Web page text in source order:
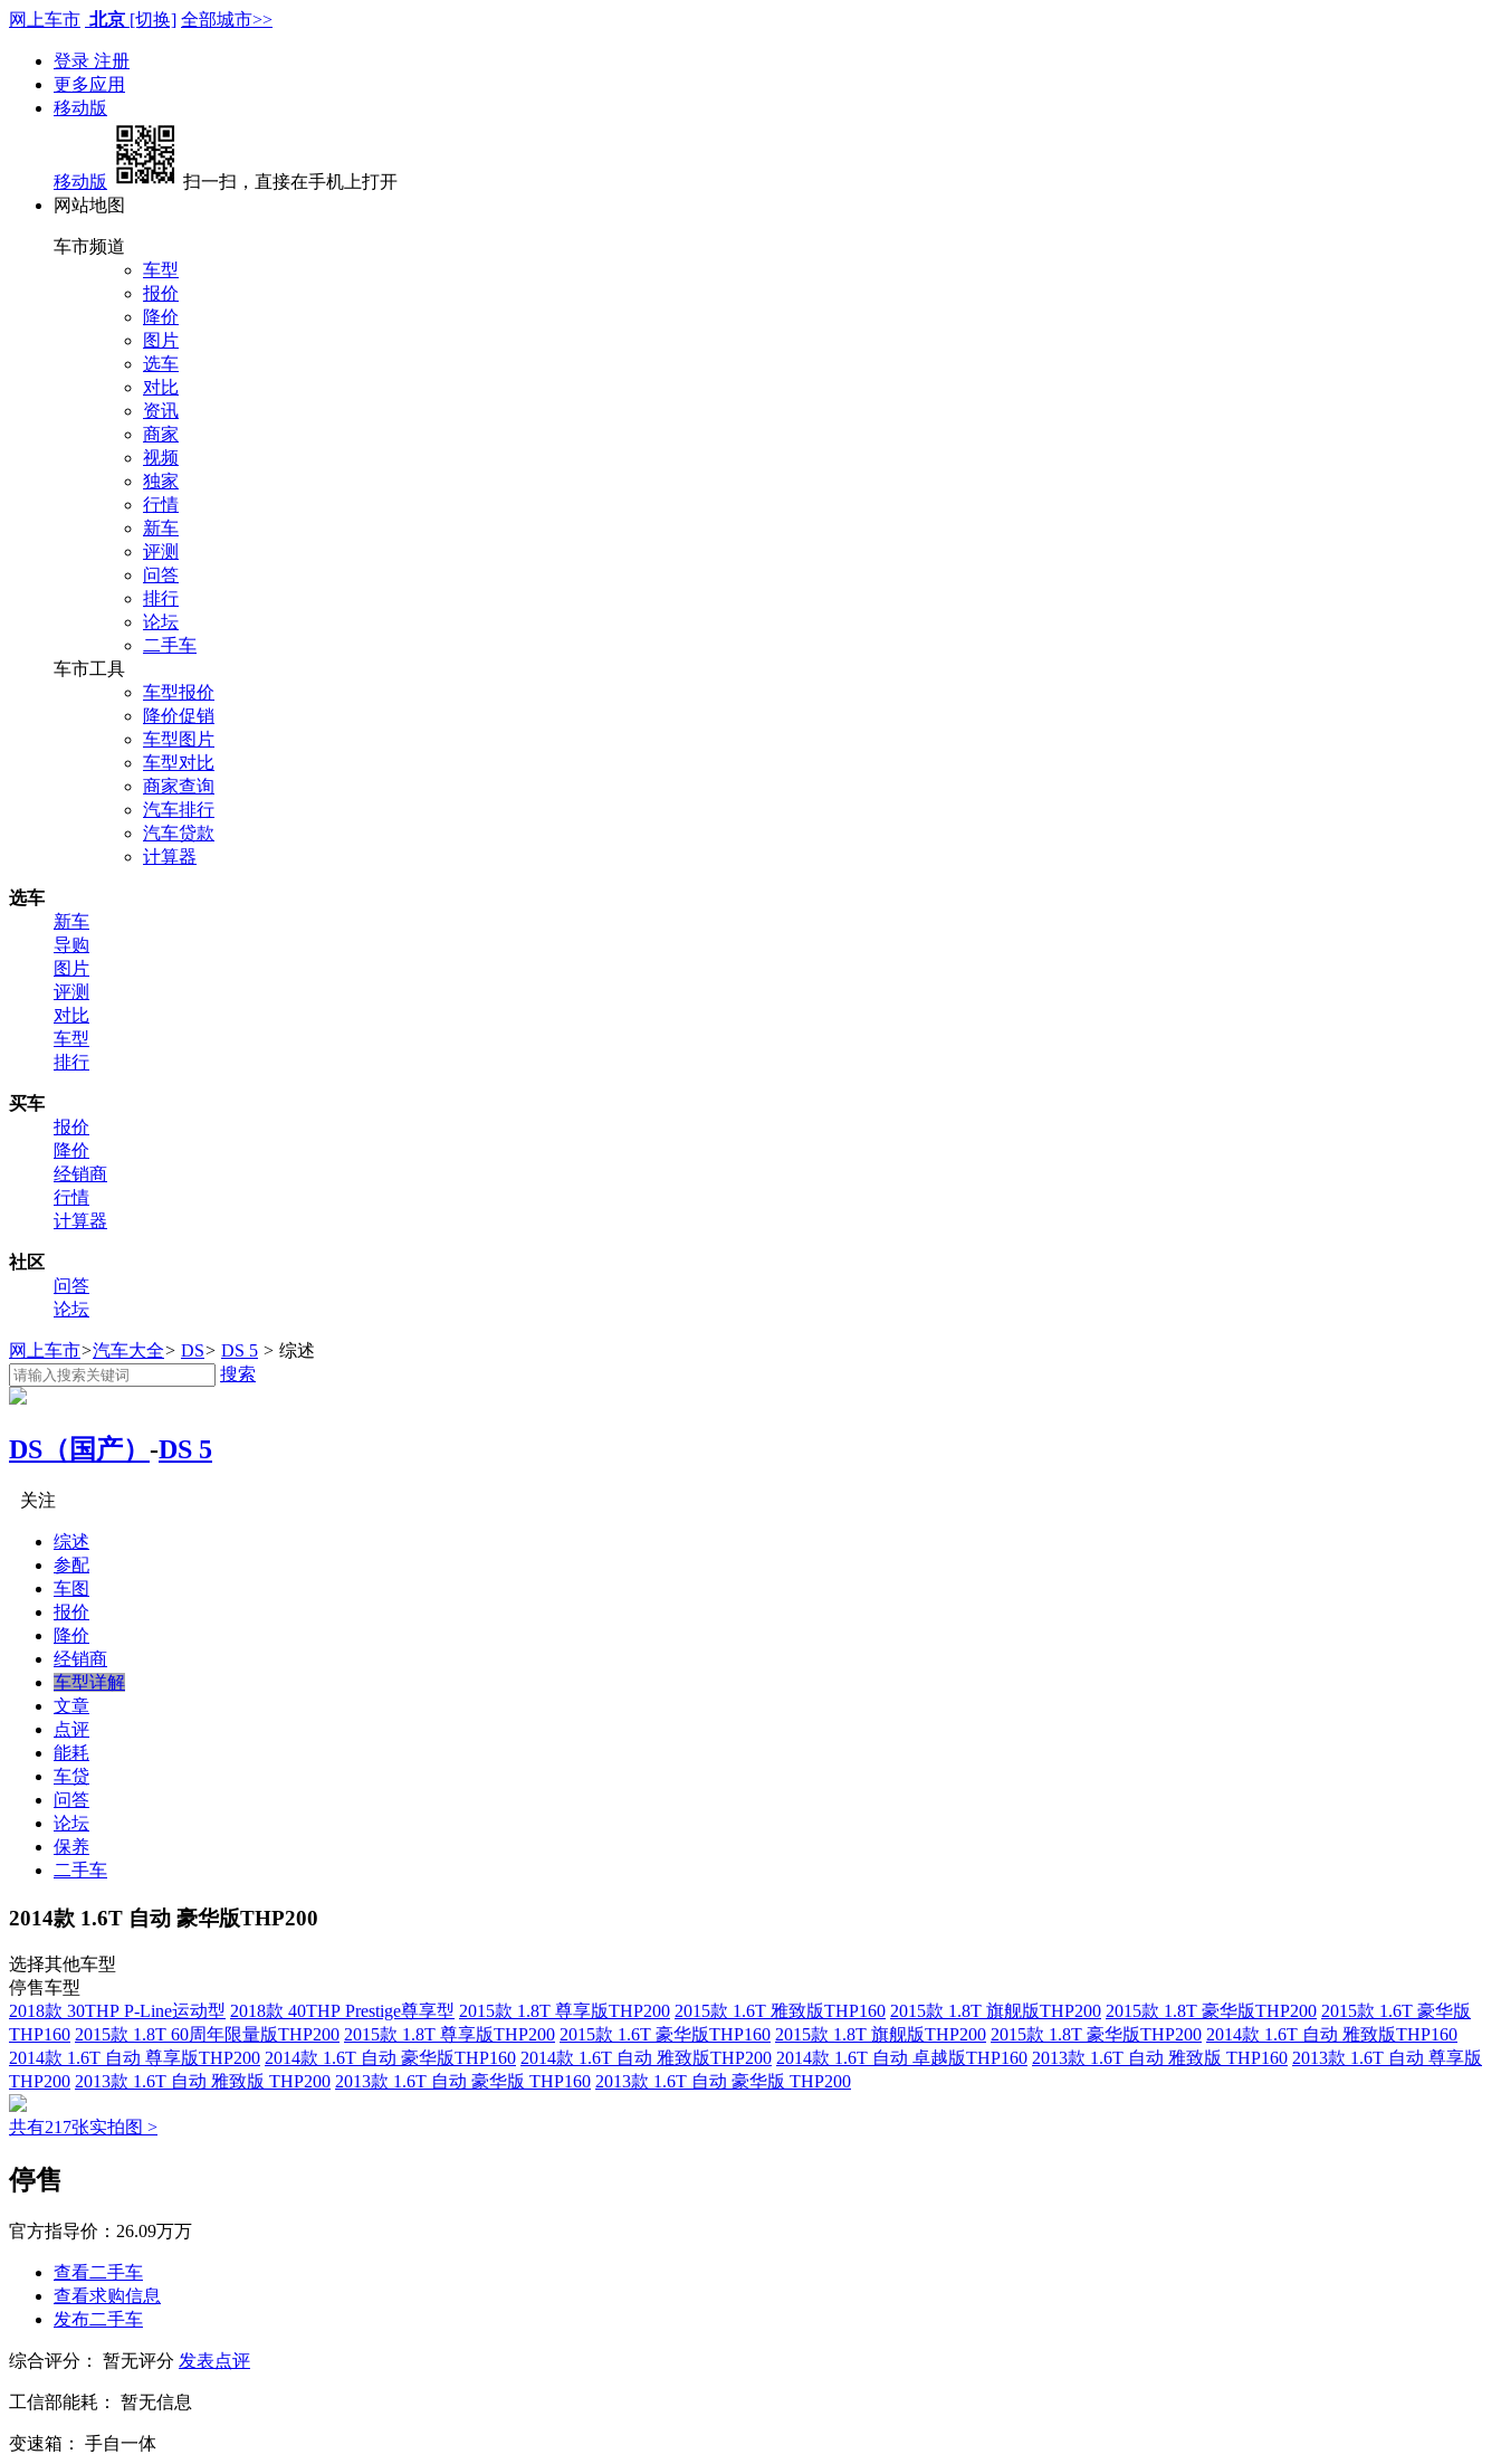
网上车市 北京 [切换] 全部城市>>
登录 注册
更多应用
移动版
移动版
扫一扫，直接在手机上打开
网站地图
车市频道
车型
报价
降价
图片
选车
对比
资讯
商家
视频
独家
行情
新车
评测
问答
排行
论坛
二手车
车市工具
车型报价
降价促销
车型图片
车型对比
商家查询
汽车排行
汽车贷款
计算器
选车
新车
导购
图片
评测
对比
车型
排行
买车
报价
降价
经销商
行情
计算器
社区
问答
论坛
网上车市>汽车大全> DS> DS 5 > 综述
搜索
DS（国产） -DS 5
关注
综述
参配
车图
报价
降价
经销商
车型详解
文章
点评
能耗
车贷
问答
论坛
保养
二手车
2014款 1.6T 自动 豪华版THP200
选择其他车型
停售车型
2018款 30THP P-Line运动型 2018款 40THP Prestige尊享型 2015款 1.8T 尊享版THP200 2015款 1.6T 雅致版THP160 2015款 1.8T 旗舰版THP200 2015款 1.8T 豪华版THP200 2015款 1.6T 豪华版
THP160 2015款 1.8T 60周年限量版THP200 2015款 1.8T 尊享版THP200 2015款 1.6T 豪华版THP160 2015款 1.8T 旗舰版THP200 2015款 1.8T 豪华版THP200 2014款 1.6T 自动 雅致版THP160
2014款 1.6T 自动 尊享版THP200 2014款 1.6T 自动 豪华版THP160 2014款 1.6T 自动 雅致版THP200 2014款 1.6T 自动 卓越版THP160 2013款 1.6T 自动 雅致版 THP160 2013款 1.6T 自动 尊享版
THP200 2013款 1.6T 自动 雅致版 THP200 2013款 1.6T 自动 豪华版 THP160 2013款 1.6T 自动 豪华版 THP200
共有217张实拍图 >
停售
官方指导价： 26.09万万
查看二手车
查看求购信息
发布二手车
综合评分： 暂无评分 发表点评
工信部能耗： 暂无信息
变速箱： 手自一体